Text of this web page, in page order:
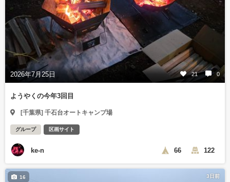
2026年7月25日 21 0
ようやくの今年3回目
[千葉県] 千石台オートキャンプ場
グループ 区画サイト
ke-n 66 122
3日前
16